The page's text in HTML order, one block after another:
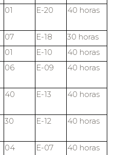
01 E-20 40 horas
07 E-18
30 horas
01 E-10
40 horas
06 E-09 40 horas
40 E-13 40 horas
30 E-12 40 horas
04 E-07 40 horas